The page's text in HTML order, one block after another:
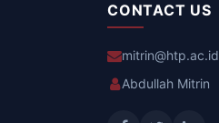
CONTACT US
mitrin@htp.ac.id
Abdullah Mitrin